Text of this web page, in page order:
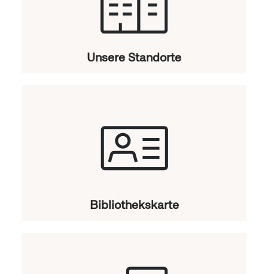
Unsere Standorte
Bibliothekskarte